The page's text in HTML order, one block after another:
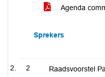
Agenda
Sprekers
2 Raadsvoorstel